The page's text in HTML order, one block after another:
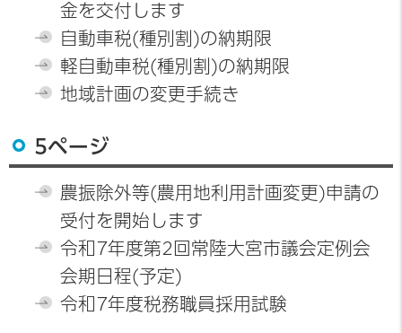
金を交付します
自動車税(種別割)の納期限
軽自動車税(種別割)の納期限
地域計画の変更手続き
5ページ
農振除外等(農用地利用計画変更)申請の
受付を開始します
令和7年度第2回常陸大宮市議会定例会
会期日程(予定)
令和7年度税務職員採用試験